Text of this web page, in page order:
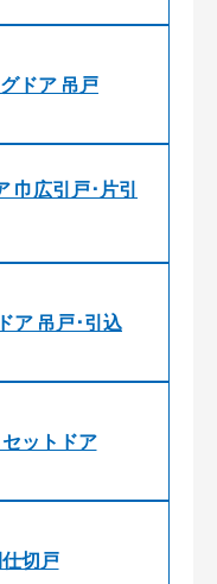
ドア 吊戸
巾広引戸･片引
ア 吊戸･引込
ットドア
切戸